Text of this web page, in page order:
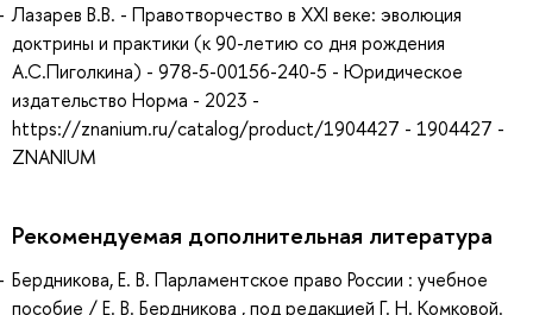
Лазарев В.В. - Правотворчество в XXI веке: эволюция
доктрины и практики (к 90-летию со дня рождения
А.С.Пиголкина) - 978-5-00156-240-5 - Юридическое
издательство Норма - 2023 -
https://znanium.ru/catalog/product/1904427 - 1904427 -
ZNANIUM
Рекомендуемая дополнительная литература
Бердникова, Е. В. Парламентское право России : учебное
пособие / Е. В. Бердникова , под редакцией Г. Н. Комковой.